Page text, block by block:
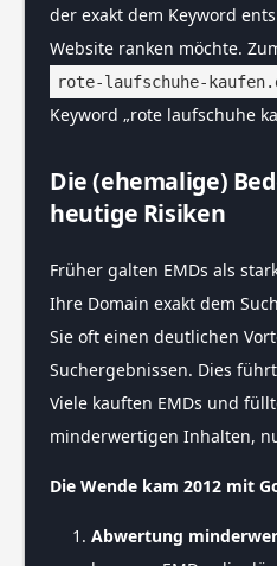
der exakt dem Keyword
Website ranken möchte.
rote-laufschuhe-
Keyword „rote laufschuhe
Die (ehemalige)
heutige Risiken
Früher galten EMDs als
Ihre Domain exakt dem
Sie oft einen deutlichen
Suchergebnissen. Dies
Viele kauften EMDs und
minderwertigen Inhalten,
Die Wende kam 2012 mit
Abwertung